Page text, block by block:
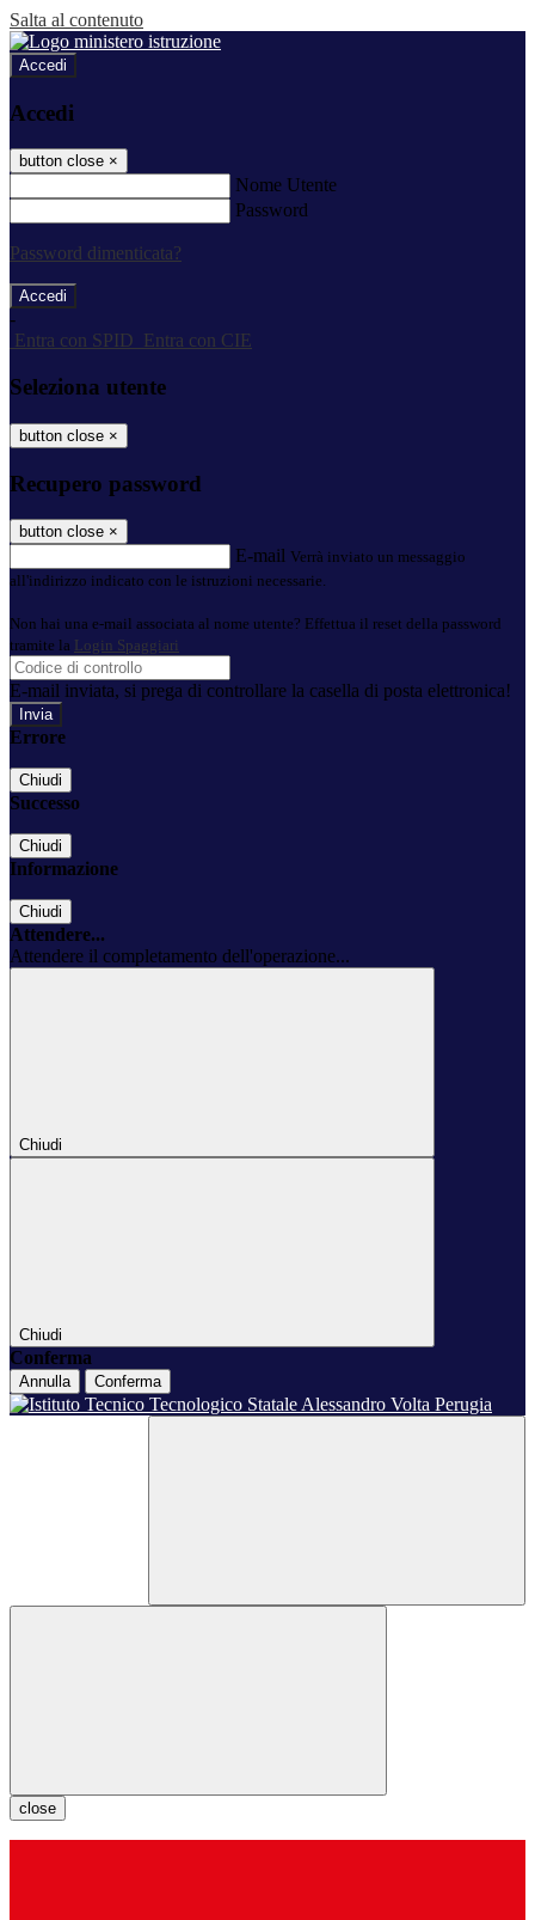
Salta al contenuto
Accedi
Accedi
button close ×
Nome Utente
Password
Password dimenticata?
-
Entra con SPID
Entra con CIE
Seleziona utente
button close ×
Recupero password
button close ×
E-mail Verrà inviato un messaggio
all'indirizzo indicato con le istruzioni necessarie.
Non hai una e-mail associata al nome utente? Effettua il reset della password
tramite la Login Spaggiari
E-mail inviata, si prega di controllare la casella di posta elettronica!
Errore
Chiudi
Successo
Chiudi
Informazione
Chiudi
Attendere...
Attendere il completamento dell'operazione...
Chiudi
Chiudi
Conferma
Annulla Conferma
close